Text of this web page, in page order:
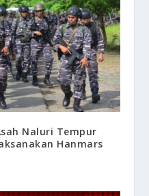
Naluri Tempur
Hanmars